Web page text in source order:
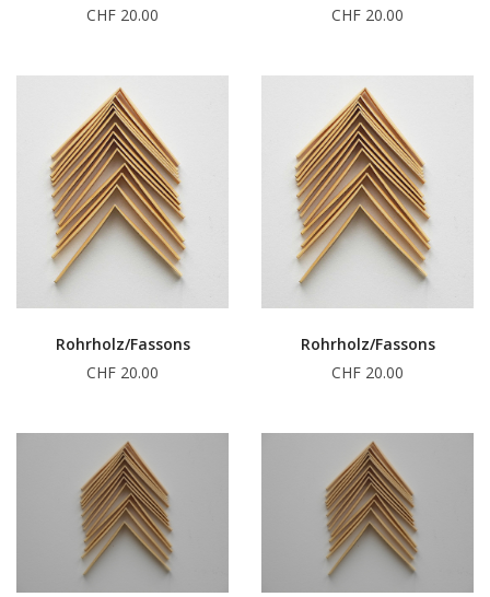
CHF 20.00
CHF 20.00
Rohrholz/Fassons
CHF 20.00
Rohrholz/Fassons
CHF 20.00